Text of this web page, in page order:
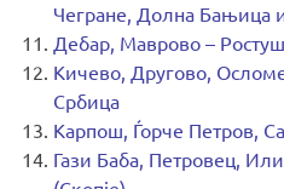
Чегране, Долна Бањица
Дебар, Маврово –
Кичево, Другово,
Србица
Карпош, Ѓорче Петров,
Гази Баба, Петровец,